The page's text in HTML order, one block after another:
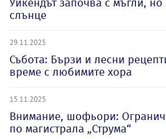
слънце
29.11.2025
Събота: Бързи и лесни
време с любимите хора
15.11.2025
Внимание, шофьори:
по магистрала „Струма“